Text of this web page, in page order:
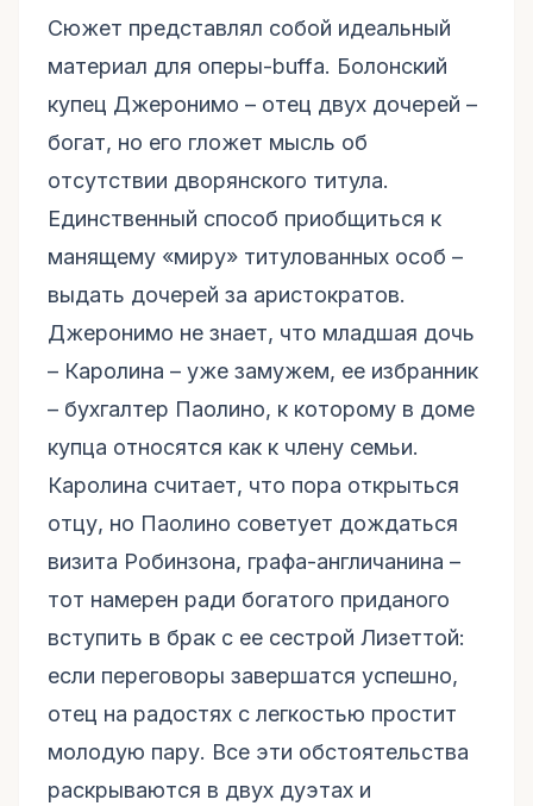
Сюжет представлял собой идеальный
материал для оперы-buffa. Болонский
купец Джеронимо – отец двух дочерей –
богат, но его гложет мысль об
отсутствии дворянского титула.
Единственный способ приобщиться к
манящему «миру» титулованных особ –
выдать дочерей за аристократов.
Джеронимо не знает, что младшая дочь
– Каролина – уже замужем, ее избранник
– бухгалтер Паолино, к которому в доме
купца относятся как к члену семьи.
Каролина считает, что пора открыться
отцу, но Паолино советует дождаться
визита Робинзона, графа-англичанина –
тот намерен ради богатого приданого
вступить в брак с ее сестрой Лизеттой:
если переговоры завершатся успешно,
отец на радостях с легкостью простит
молодую пару. Все эти обстоятельства
раскрываются в двух дуэтах и